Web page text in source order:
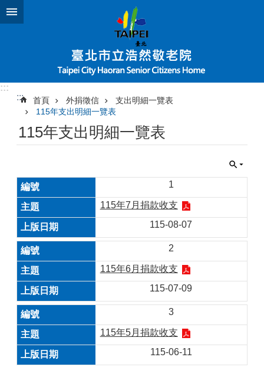
跳到主要內容區塊
:::
:::
首頁 外捐徵信
支出明細一覽表
115年支出明細一覽表
115年支出明細一覽表
1
115年7月捐款收支
115-08-07
2
115年6月捐款收支
115-07-09
3
115年5月捐款收支
115-06-11